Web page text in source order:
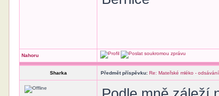
Nahoru
Sharka Předmět příspěvku: Re: Mateřské mléko -